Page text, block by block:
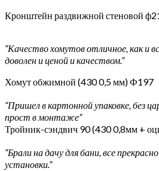
Кронштейн раздвижной стеновой
“Качество хомутов отличное, как и
доволен и ценой и качеством.”
Хомут обжимной (430 0,5 мм) Ф197
“Пришел в картонной упаковке, без
прост в монтаже”
Тройник-сэндвич 90 (430 0,8мм +
“Брали на дачу для бани, все
установки.”